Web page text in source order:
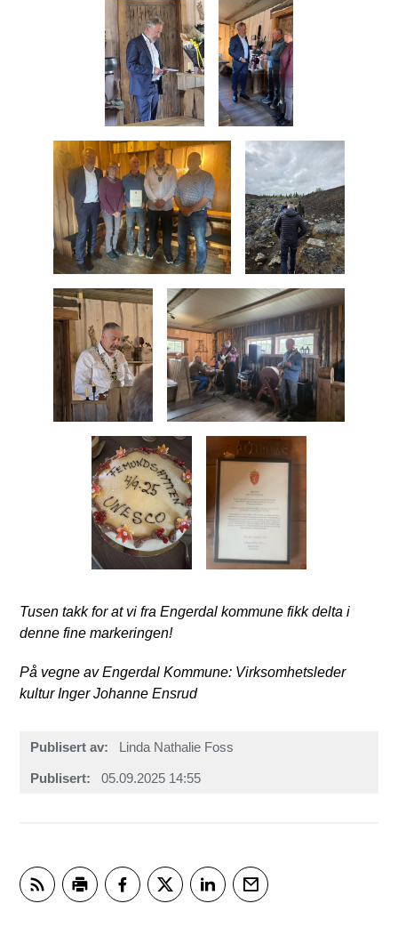
Tusen takk for at vi fra Engerdal kommune fikk delta i
denne fine markeringen!
På vegne av Engerdal Kommune: Virksomhetsleder
kultur Inger Johanne Ensrud
Publisert av Linda Nathalie Foss
Publisert 05.09.2025 14:55